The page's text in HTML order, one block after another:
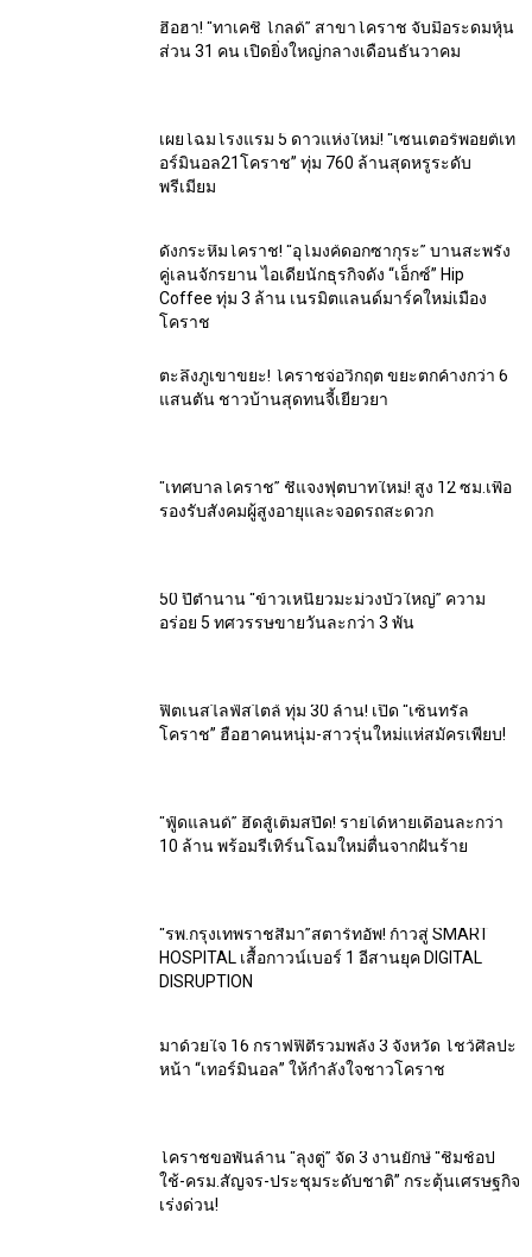
ฮือฮา! “ทาเคชิ โกลด์” สาขาโคราช จับมือระดมหุ้น
ส่วน 31 คน เปิดยิ่งใหญ่กลางเดือนธันวาคม
เผยโฉมโรงแรม 5 ดาวแห่งใหม่! “เซนเตอร์พอยต์เท
อร์มินอล21โคราช” ทุ่ม 760 ล้านสุดหรูระดับ
พรีเมียม
ดังกระหึ่มโคราช! “อุโมงค์ดอกซากุระ” บานสะพรั่ง
คู่เลนจักรยาน ไอเดียนักธุรกิจดัง “เอ็กซ์” Hip
Coffee ทุ่ม 3 ล้าน เนรมิตแลนด์มาร์คใหม่เมือง
โคราช
ตะลึงภูเขาขยะ! โคราชจ่อวิกฤต ขยะตกค้างกว่า 6
แสนตัน ชาวบ้านสุดทนจี้เยียวยา
“เทศบาลโคราช” ชี้แจงฟุตบาทใหม่! สูง 12 ซม.เพื่อ
รองรับสังคมผู้สูงอายุและจอดรถสะดวก
50 ปีตำนาน “ข้าวเหนียวมะม่วงบัวใหญ่” ความ
อร่อย 5 ทศวรรษขายวันละกว่า 3 พัน
ฟิตเนสไลฟ์สไตล์ ทุ่ม 30 ล้าน! เปิด “เซ็นทรัล
โคราช” ฮือฮาคนหนุ่ม-สาวรุ่นใหม่แห่สมัครเพียบ!
“ฟู้ดแลนด์” ฮึดสู้เต็มสปีด! รายได้หายเดือนละกว่า
10 ล้าน พร้อมรีเทิร์นโฉมใหม่ตื่นจากฝันร้าย
“รพ.กรุงเทพราชสีมา”สตาร์ทอัพ! ก้าวสู่ SMART
HOSPITAL เสื้อกาวน์เบอร์ 1 อีสานยุค DIGITAL
DISRUPTION
มาด้วยใจ 16 กราฟฟิตี้รวมพลัง 3 จังหวัด โชว์ศิลปะ
หน้า “เทอร์มินอล” ให้กำลังใจชาวโคราช
โคราชขอพันล้าน “ลุงตู่” จัด 3 งานยักษ์ “ชิมช้อป
ใช้-ครม.สัญจร-ประชุมระดับชาติ” กระตุ้นเศรษฐกิจ
เร่งด่วน!